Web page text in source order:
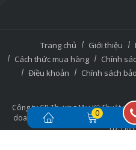
Trang chủ Giới thiệu
Cách thức mua hàng
Chính
Điều khoản
Chính sách
Công ty CP Thương Mại Kỹ Thuật và
doanh số: 0316534061 cấp ngày
Tp. Hồ
0